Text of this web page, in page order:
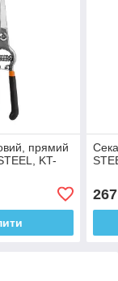
прямий
KT-
267